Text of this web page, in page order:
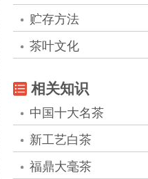
贮存方法
茶叶文化
相关知识
中国十大名茶
新工艺白茶
福鼎大毫茶